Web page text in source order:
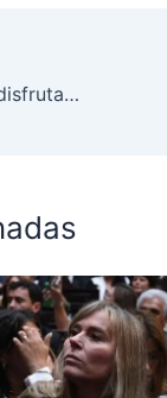
Verano con rosca: Los políticos disfrutan la Costa en la previa de la campaña electoral